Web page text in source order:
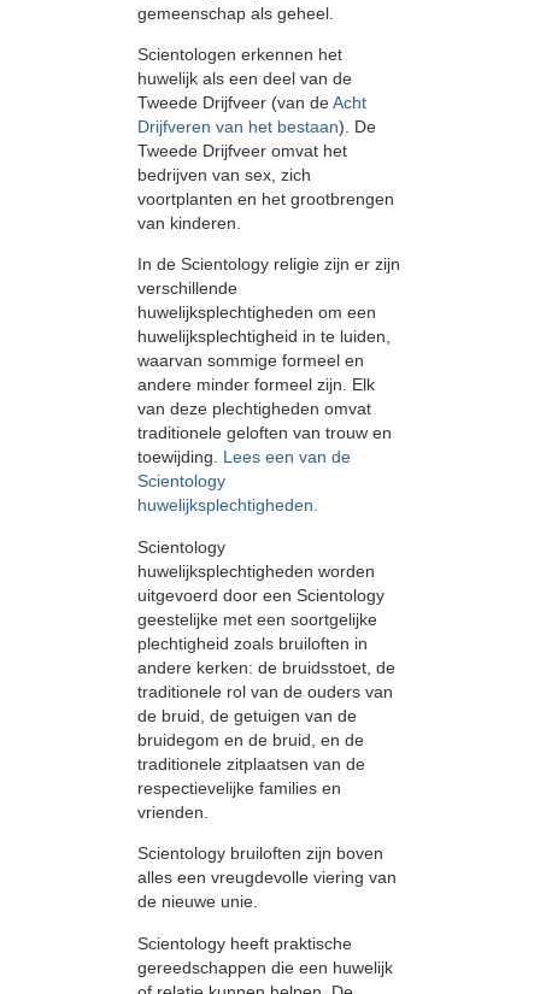
gemeenschap als geheel.
Scientologen erkennen het
huwelijk als een deel van de
Tweede Drijfveer (van deAcht
Drijfveren van het bestaan). De
Tweede Drijfveer omvat het
bedrijven van sex, zich
voortplanten en het grootbrengen
van kinderen.
In de Scientology religie zijn er zijn
verschillende
huwelijksplechtigheden om een
huwelijksplechtigheid in te luiden,
waarvan sommige formeel en
andere minder formeel zijn. Elk
van deze plechtigheden omvat
traditionele geloften van trouw en
toewijding. Lees een van de
Scientology
huwelijksplechtigheden.
Scientology
huwelijksplechtigheden worden
uitgevoerd door een Scientology
geestelijke met een soortgelijke
plechtigheid zoals bruiloften in
andere kerken: de bruidsstoet, de
traditionele rol van de ouders van
de bruid, de getuigen van de
bruidegom en de bruid, en de
traditionele zitplaatsen van de
respectievelijke families en
vrienden.
Scientology bruiloften zijn boven
alles een vreugdevolle viering van
de nieuwe unie.
Scientology heeft praktische
gereedschappen die een huwelijk